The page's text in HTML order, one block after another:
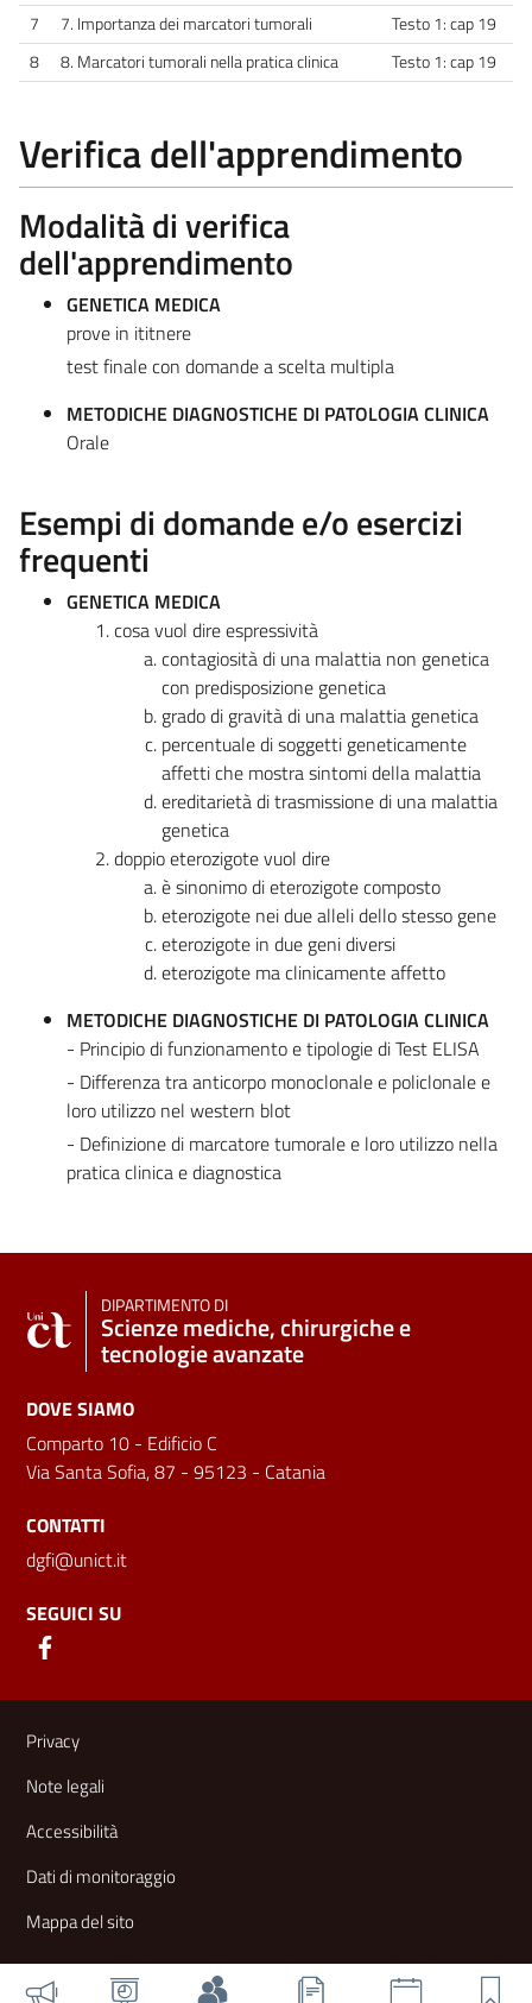
7
7. Importanza dei marcatori tumorali
Testo 1: cap 19
8
8. Marcatori tumorali nella pratica clinica Testo 1: cap 19
Verifica dell'apprendimento
Modalità di verifica
dell'apprendimento
GENETICA MEDICA
prove in ititnere
test finale con domande a scelta multipla
METODICHE DIAGNOSTICHE DI PATOLOGIA CLINICA
Orale
Esempi di domande e/o esercizi
frequenti
GENETICA MEDICA
cosa vuol dire espressività
contagiosità di una malattia non genetica
con predisposizione genetica
grado di gravità di una malattia genetica
percentuale di soggetti geneticamente
affetti che mostra sintomi della malattia
ereditarietà di trasmissione di una malattia
genetica
doppio eterozigote vuol dire
è sinonimo di eterozigote composto
eterozigote nei due alleli dello stesso gene
eterozigote in due geni diversi
eterozigote ma clinicamente affetto
METODICHE DIAGNOSTICHE DI PATOLOGIA CLINICA
- Principio di funzionamento e tipologie di Test ELISA
- Differenza tra anticorpo monoclonale e policlonale e
loro utilizzo nel western blot
- Definizione di marcatore tumorale e loro utilizzo nella
pratica clinica e diagnostica
DIPARTIMENTO DI
Scienze mediche, chirurgiche e
tecnologie avanzate
DOVE SIAMO
Comparto 10 - Edificio C
Via Santa Sofia, 87 - 95123 - Catania
CONTATTI
dgfi@unict.it
SEGUICI SU
Link e informazioni utili
Privacy
Note legali
Accessibilità
Dati di monitoraggio
Mappa del sito